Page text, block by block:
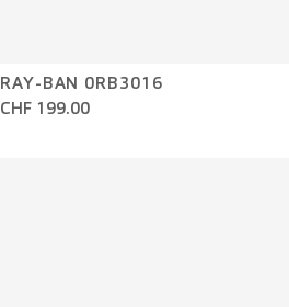
RAY-BAN 0RB3016
CHF 199.00